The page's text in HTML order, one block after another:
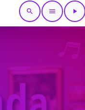
search menu play_arrow